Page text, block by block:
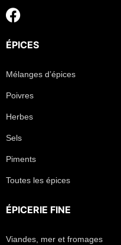
ÉPICES
Mélanges d’épices
Poivres
Herbes
Sels
Piments
Toutes les épices
ÉPICERIE FINE
Viandes, mer et fromages